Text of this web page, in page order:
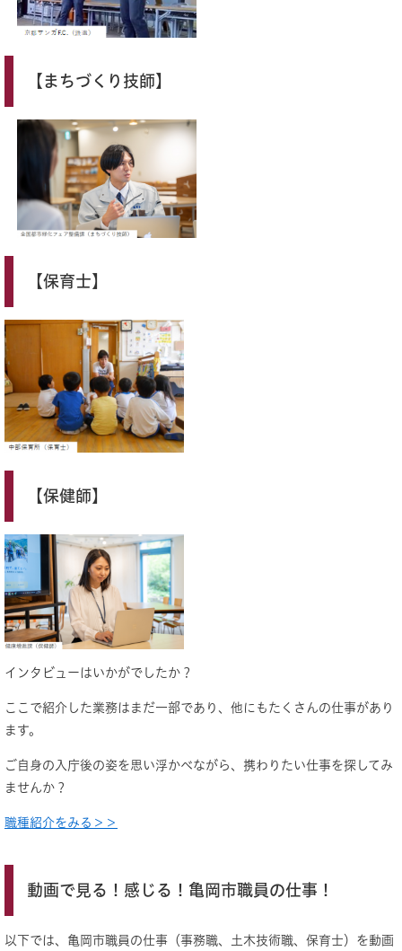
【まちづくり技師】
【保育士】
【保健師】
インタビューはいかがでしたか？
ここで紹介した業務はまだ一部であり、他にもたくさんの仕事があり
ます。
ご自身の入庁後の姿を思い浮かべながら、携わりたい仕事を探してみ
ませんか？
職種紹介をみる＞＞
動画で見る！感じる！亀岡市職員の仕事！
以下では、亀岡市職員の仕事（事務職、土木技術職、保育士）を動画